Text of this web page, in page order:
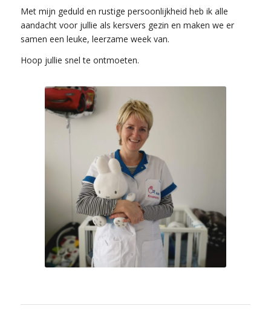
Met mijn geduld en rustige persoonlijkheid heb ik alle
aandacht voor jullie als kersvers gezin en maken we er
samen een leuke, leerzame week van.
Hoop jullie snel te ontmoeten.